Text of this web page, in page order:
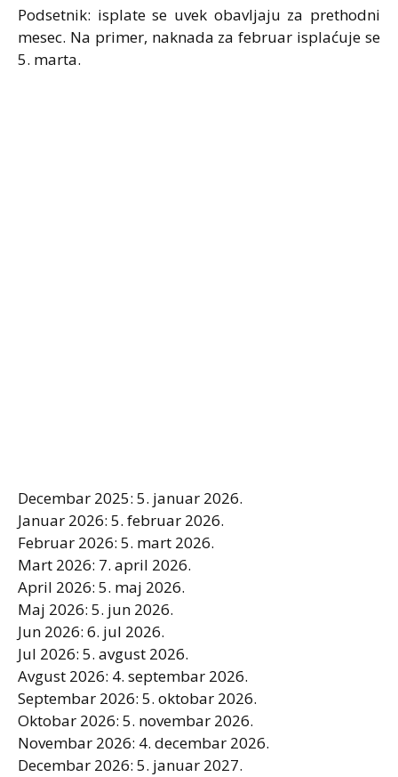
Podsetnik: isplate se uvek obavljaju za prethodni
mesec. Na primer, naknada za februar isplaćuje se
5. marta.
Decembar 2025: 5. januar 2026.
Januar 2026: 5. februar 2026.
Februar 2026: 5. mart 2026.
Mart 2026: 7. april 2026.
April 2026: 5. maj 2026.
Maj 2026: 5. jun 2026.
Jun 2026: 6. jul 2026.
Jul 2026: 5. avgust 2026.
Avgust 2026: 4. septembar 2026.
Septembar 2026: 5. oktobar 2026.
Oktobar 2026: 5. novembar 2026.
Novembar 2026: 4. decembar 2026.
Decembar 2026: 5. januar 2027.